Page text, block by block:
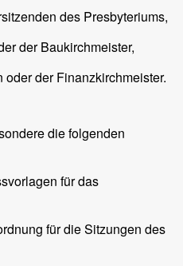
des Presbyteriums,
der Baukirchmeister,
der Finanzkirchmeister.
die folgenden
für das
für die Sitzungen des